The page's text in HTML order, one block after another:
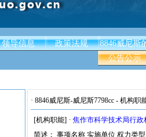
领导信息 政策法规
8846威尼斯
公告公示
· 8846威尼斯-威尼斯7798cc - 机构职
[机构职能] · 焦作市科学技术局行政
简述： 事项名称 实施单位 权力类